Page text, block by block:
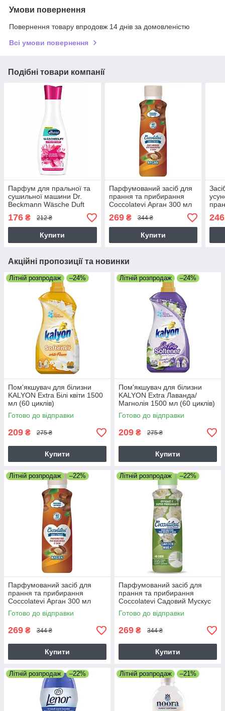
Умови повернення
Повернення товару впродовж 14 днів за домовленістю
Всі умови повернення
Подібні товари компанії
Парфум для пральної та
сушильної машини Dr.
Beckmann Wäsche Duft
Sensual Blossom 250 мл
176 ₴ 212 ₴
Купити
Парфумований засіб для
прання та прибирання
Coccolatevi Арган 300 мл
269₴ 344 ₴
Купити
246
Акційні пропозиції та новинки
Літній розпродаж –24%
Пом'якшувач для білизни
KALYON Extra Білі квіти 1500
мл (60 циклів)
Готово до відправки
209 ₴ 275 ₴
Купити
Літній розпродаж –24%
Пом'якшувач для білизни
KALYON Extra Лаванда/
Магнолія 1500 мл (60 циклів)
Готово до відправки
209 ₴ 275 ₴
Купити
Літній розпродаж –22%
Парфумований засіб для
прання та прибирання
Coccolatevi Арган 300 мл
Готово до відправки
269 ₴ 344 ₴
Купити
Літній розпродаж –22%
Парфумований засіб для
прання та прибирання
Coccolatevi Садовий Мускус
300 мл
Готово до відправки
269 ₴ 344 ₴
Купити
Літній розпродаж –22% Літній розпродаж –21%